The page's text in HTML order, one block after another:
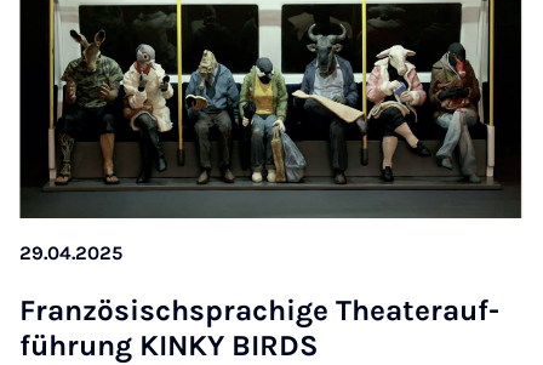
29.04.2025
Fran­zö­sisch­spra­chi­ge The­a­ter­auf­
füh­rung KINKY BIRDS